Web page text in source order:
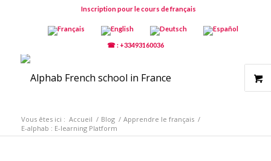
Inscription pour le cours de français
☎ : +33493160036
Vous êtes ici : Accueil / Blog / Apprendre le français /
E-alphab : E-learning Platform